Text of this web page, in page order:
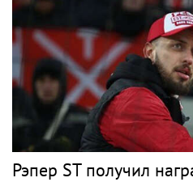
Рэпер ST получил